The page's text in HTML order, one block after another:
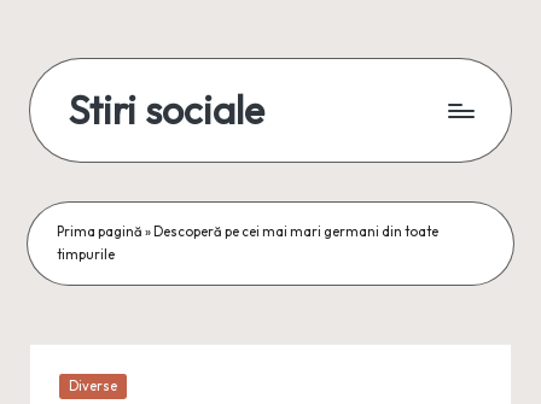
content
Stiri sociale
conexiuni
reale
Prima pagină » Descoperă pe cei mai mari germani din toate
timpurile
Posted
Diverse